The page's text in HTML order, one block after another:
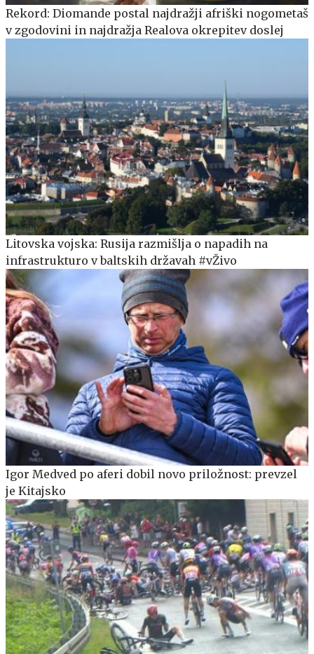
Rekord: Diomande postal najdražji afriški nogometaš
v zgodovini in najdražja Realova okrepitev doslej
Litovska vojska: Rusija razmišlja o napadih na
infrastrukturo v baltskih državah #vŽivo
Igor Medved po aferi dobil novo priložnost: prevzel
je Kitajsko